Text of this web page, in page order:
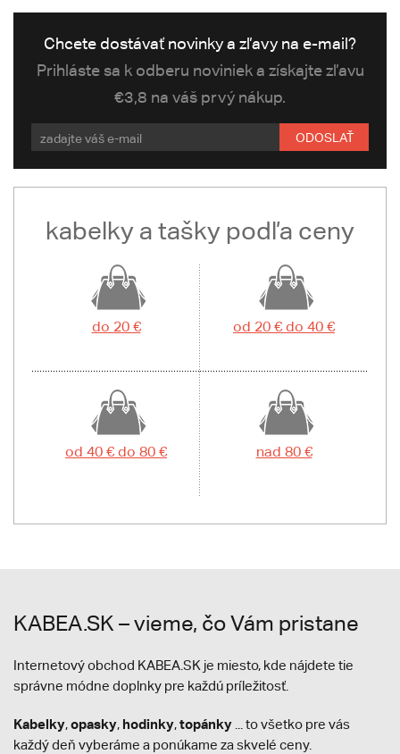
Chcete dostávať novinky a zľavy na e-mail?
Prihláste sa k odberu noviniek a získajte zľavu
€3,8 na váš prvý nákup.
ODOSLAŤ
kabelky a tašky podľa ceny
do 20 € od 20 € do 40 €
od 40 € do 80 € nad 80 €
KABEA.SK – vieme, čo Vám pristane
Internetový obchod KABEA.SK je miesto, kde nájdete tie
správne módne doplnky pre každú príležitosť.
Kabelky,opasky, hodinky,topánky ... to všetko pre vás
každý deň vyberáme a ponúkame za skvelé ceny.